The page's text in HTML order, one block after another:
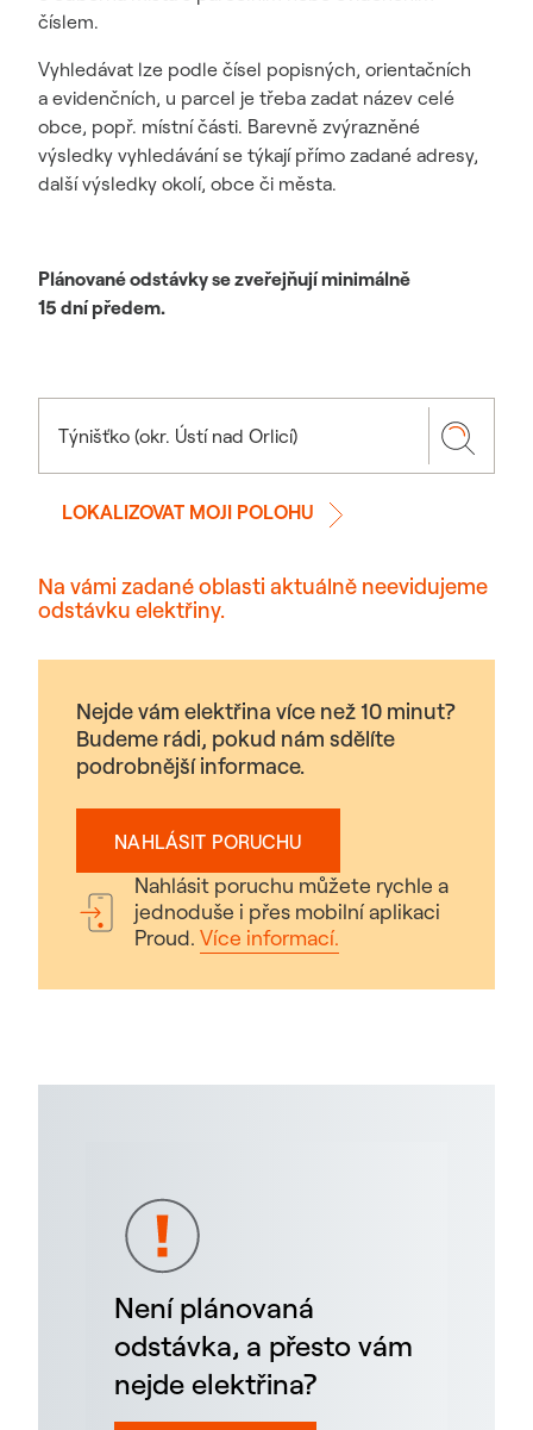
číslem.
Vyhledávat lze podle čísel popisných, orientačních
a evidenčních, u parcel je třeba zadat název celé
obce, popř. místní části. Barevně zvýrazněné
výsledky vyhledávání se týkají přímo zadané adresy,
další výsledky okolí, obce či města.
Plánované odstávky se zveřejňují minimálně
15 dní předem.
LOKALIZOVAT MOJI POLOHU
Na vámi zadané oblasti aktuálně neevidujeme
odstávku elektřiny.
Nejde vám elektřina více než 10 minut?
Budeme rádi, pokud nám sdělíte
podrobnější informace.
NAHLÁSIT PORUCHU
Nahlásit poruchu můžete rychle a
jednoduše i přes mobilní aplikaci
Proud. Více informací.
Není plánovaná
odstávka, a přesto vám
nejde elektřina?